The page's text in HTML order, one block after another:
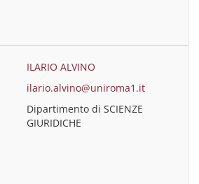
ILARIO ALVINO
ilario.alvino@uniroma1.it
Dipartimento di SCIENZE
GIURIDICHE